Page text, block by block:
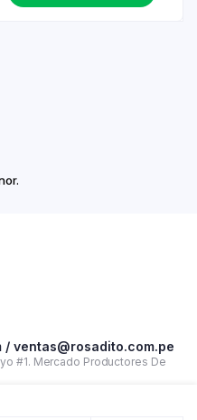
ventas@rosadito.com.pe
#1. Mercado Productores De